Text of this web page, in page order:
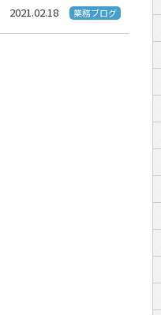
2021.02.18 業務ブログ